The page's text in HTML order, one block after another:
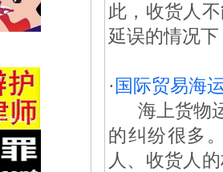
此，收货人
延误的情况
·国际贸易海
海上货物运
的纠纷很多
人、收货人